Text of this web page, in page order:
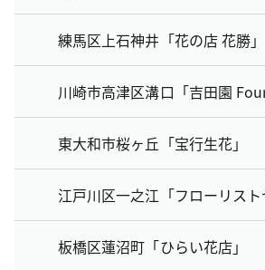
練馬区上石神井「花の店 花勝」
川崎市高津区溝口「吉田園
東大和市桜ヶ丘「宝行生花」
江戸川区一之江「フローリスト
板橋区蓮沼町「ひらい花店」